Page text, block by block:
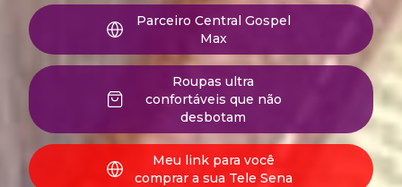
Parceiro Central Gospel
Max
Roupas ultra
confortáveis que não
desbotam
Meu link para você
comprar a sua Tele Sena